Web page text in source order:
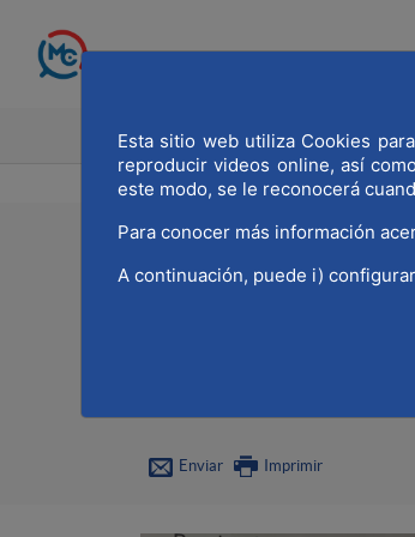
Esta sitio web utiliza Cookies
reproducir videos online, así
este modo, se le reconocerá
Para conocer más información
A continuación, puede i)
INICIO
22/05/2024
Enviar Imprimir